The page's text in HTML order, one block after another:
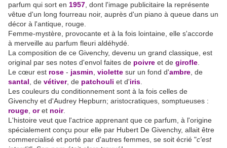
parfum qui sort en 1957 , dont l'image publicitaire la représente
vêtue d'un long fourreau noir, auprès d'un piano à queue dans un
décor à l'antique, rouge.
Femme-mystère, provocante et à la fois lointaine, elle s'accorde
à merveille au parfum fleuri aldéhydé.
La composition de ce Givenchy, devenu un grand classique, est
original par ses notes d'envol faites de poivre et de girofle
Le cœur est rose - jasmin violette sur un fond d'ambre , de
santal , de vétiver, de patchouli et d'iris
Les couleurs du conditionnement sont à la fois celles de
Givenchy et d'Audrey Hepburn; aristocratiques, somptueuses :
rouge oret noir.
L'histoire veut que l'actrice apprenant que ce parfum, à l'origine
spécialement conçu pour elle par Hubert De Givenchy, allait être
commercialisé et porté par d'autres femmes, se soit écrié "c'est